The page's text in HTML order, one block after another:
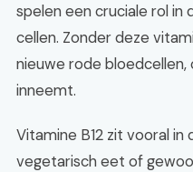
spelen een cruciale rol in
cellen. Zonder deze
nieuwe rode
inneemt.
Vitamine B12 zit vooral in
vegetarisch eet of